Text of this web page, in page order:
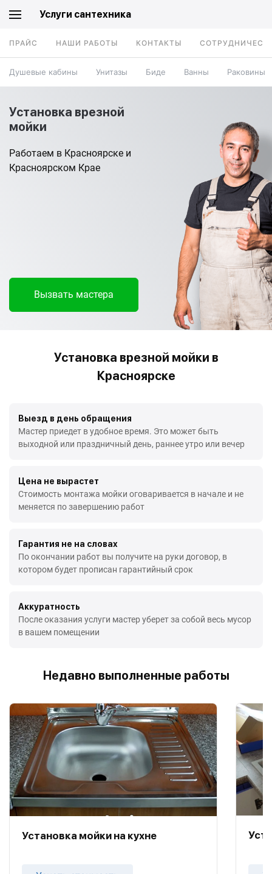
Услуги сантехника
ПРАЙС НАШИ РАБОТЫ КОНТАКТЫ
Душевые кабины Унитазы Биде Ванны Раковины
Установка врезной
мойки
Работаем в Красноярске и
Красноярском Крае
Вызвать мастера
Установка врезной мойки в
Красноярске
Выезд в день обращения
Мастер приедет в удобное время. Это может быть
выходной или праздничный день, раннее утро или вечер
Цена не вырастет
Стоимость монтажа мойки оговаривается в начале и не
меняется по завершению работ
Гарантия не на словах
По окончании работ вы получите на руки договор, в
котором будет прописан гарантийный срок
Аккуратность
После оказания услуги мастер уберет за собой весь мусор
в вашем помещении
Недавно выполненные работы
Установка мойки на кухне